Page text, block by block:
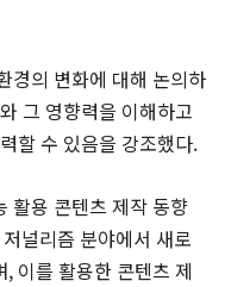
경의 변화에 대해 논의하
그 영향력을 이해하고
할 수 있음을 강조했다.
활용 콘텐츠 제작 동향
널리즘 분야에서 새로
이를 활용한 콘텐츠 제